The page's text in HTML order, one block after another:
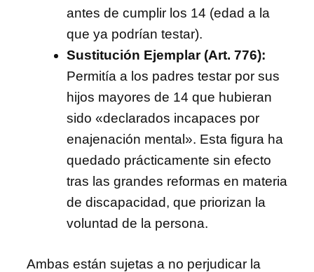
antes de cumplir los 14 (edad a la
que ya podrían testar).
Sustitución Ejemplar (Art. 776):
Permitía a los padres testar por sus
hijos mayores de 14 que hubieran
sido «declarados incapaces por
enajenación mental». Esta figura ha
quedado prácticamente sin efecto
tras las grandes reformas en materia
de discapacidad, que priorizan la
voluntad de la persona.
Ambas están sujetas a no perjudicar la